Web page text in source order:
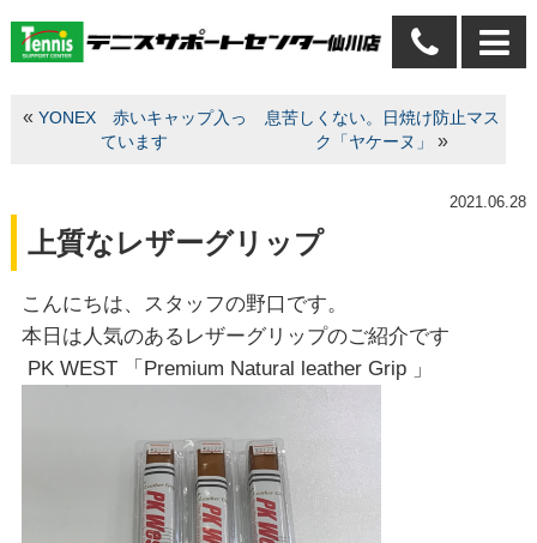
« YONEX 赤いキャップ入っ
ています
息苦しくない。日焼け防止マス
ク「ヤケーヌ」
»
2021.06.28
上質なレザーグリップ
こんにちは、スタッフの野口です。
本日は人気のあるレザーグリップのご紹介です
PK WEST 「Premium Natural leather Grip 」